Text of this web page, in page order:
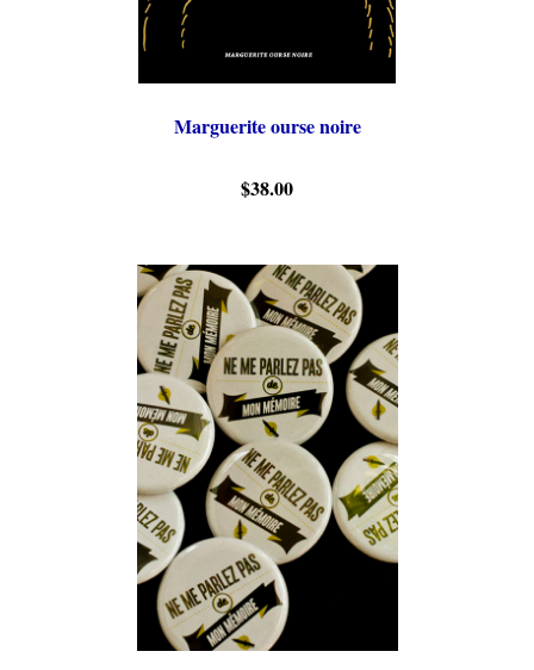
Marguerite ourse noire
$38.00